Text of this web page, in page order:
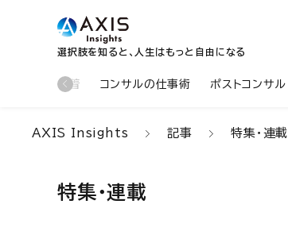
選択肢を知ると、人生はもっと自由になる
新着 コンサルの仕事術 ポストコンサル
AXIS Insights 記事 特集・連載
特集・連載